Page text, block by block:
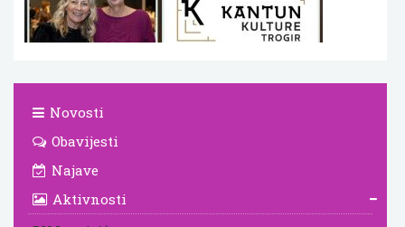
Novosti
Obavijesti
Najave
Aktivnosti